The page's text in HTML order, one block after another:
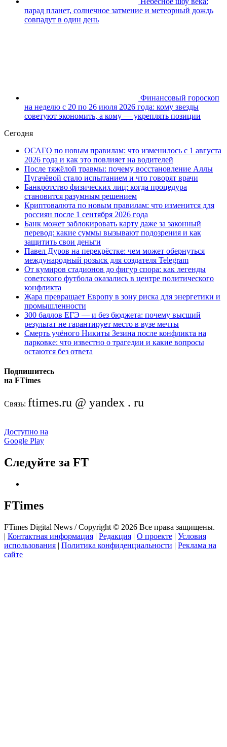
парад планет, солнечное затмение и метеорный дождь
совпадут в один день
Финансовый гороскоп
на неделю с 20 по 26 июля 2026 года: кому звезды
советуют экономить, а кому — укреплять позиции
Сегодня
ОСАГО по новым правилам: что изменилось с 1 августа
2026 года и как это повлияет на водителей
После тяжёлой травмы: почему восстановление Аллы
Пугачёвой стало испытанием и что говорят врачи
Банкротство физических лиц: когда процедура
становится разумным решением
Криптовалюта по новым правилам: что изменится для
россиян после 1 сентября 2026 года
Банк может заблокировать карту даже за законный
перевод: какие суммы вызывают подозрения и как
защитить свои деньги
Павел Дуров на перекрёстке: чем может обернуться
международный розыск для создателя Telegram
От кумиров стадионов до фигур спора: как легенды
советского футбола оказались в центре политического
конфликта
Жара превращает Европу в зону риска для энергетики и
промышленности
300 баллов ЕГЭ — и без бюджета: почему высший
результат не гарантирует место в вузе мечты
Смерть учёного Никиты Зезина после конфликта на
парковке: что известно о трагедии и какие вопросы
остаются без ответа
Подпишитесь
на FTimes
Связь: ftimes.ru @ yandex . ru
Доступно на
Google Play
Следуйте за FT
FTimes
FTimes Digital News / Copyright © 2026 Все права защищены.
| Контактная информация | Редакция | О проекте | Условия
использования | Политика конфиденциальности | Реклама на
сайте